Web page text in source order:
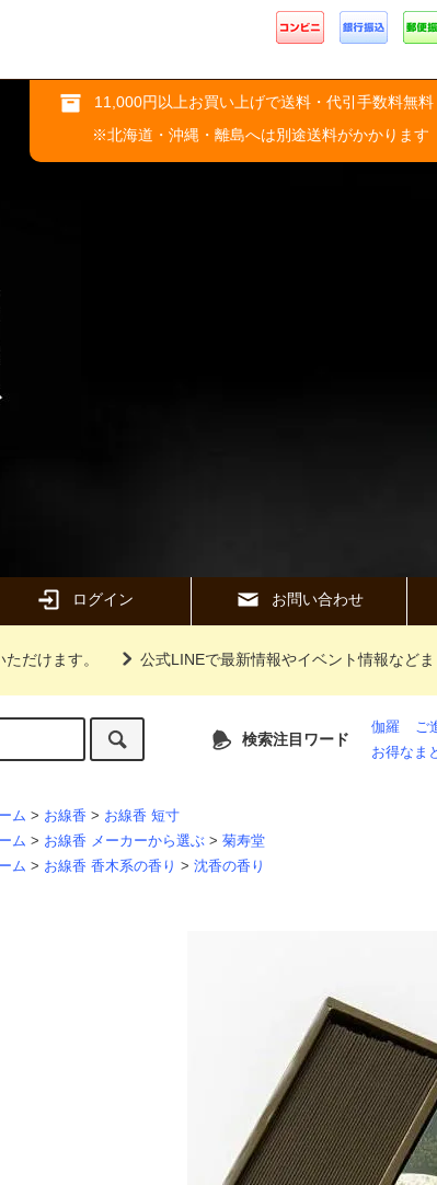
11,000円以上お買い上げで送料・代引手数料無料
※北海道・沖縄・離島へは別途送料がかかります
ログイン お問い合わせ
だけます。 公式LINEで最新情報やイベント情報など
検索注目ワード
伽羅
ご
お得なま
ム > お線香 > お線香 短寸
ム > お線香 メーカーから選ぶ > 菊寿堂
ム > お線香 香木系の香り > 沈香の香り